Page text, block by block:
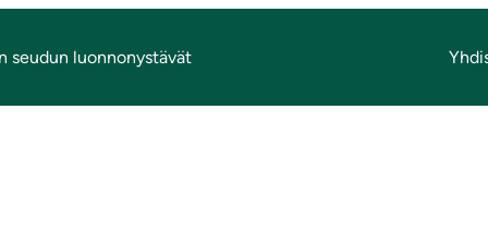
seudun luonnonystävät
of Himalayan